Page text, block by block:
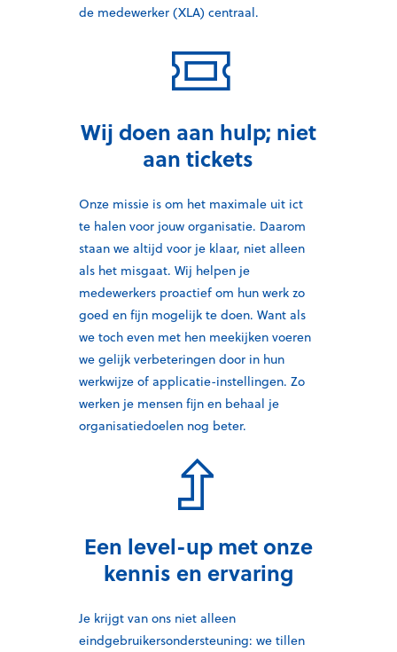
de medewerker (XLA) centraal.
Wij doen aan hulp; niet
aan tickets
Onze missie is om het maximale uit ict
te halen voor jouw organisatie. Daarom
staan we altijd voor je klaar, niet alleen
als het misgaat. Wij helpen je
medewerkers proactief om hun werk zo
goed en fijn mogelijk te doen. Want als
we toch even met hen meekijken voeren
we gelijk verbeteringen door in hun
werkwijze of applicatie-instellingen. Zo
werken je mensen fijn en behaal je
organisatiedoelen nog beter.
Een level-up met onze
kennis en ervaring
Je krijgt van ons niet alleen
eindgebruikersondersteuning: we tillen